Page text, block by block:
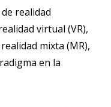
realidad
virtual (VR),
mixta (MR),
en la